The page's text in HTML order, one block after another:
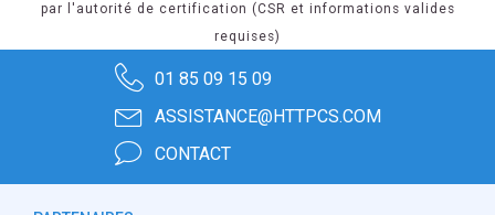
par l'autorité de certification (CSR et informations valides
requises)
01 85 09 15 09
ASSISTANCE@HTTPCS.COM
CONTACT